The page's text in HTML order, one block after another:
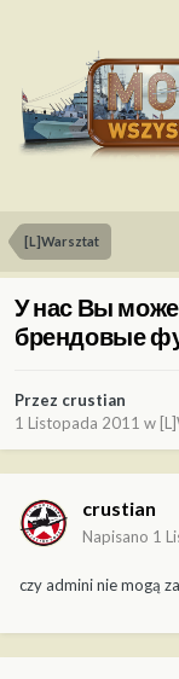
[L]Warsztat
У нас Вы
брендовые
Przez crustian
1 Listopada 2011 w
crustian
Napisano 1
czy admini nie mogą